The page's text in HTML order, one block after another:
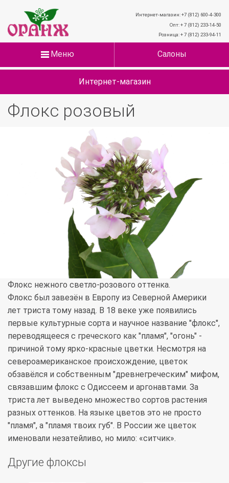
Интернет-магазин: +7 (812) 600-4-300
Опт: + 7 (812) 233-14-50
Розница: + 7 (812) 233-94-11
Меню Салоны
Интернет-магазин
Флокс розовый
Флокс нежного светло-розового оттенка.
Флокс был завезён в Европу из Северной Америки
лет триста тому назад. В 18 веке уже появились
первые культурные сорта и научное название "флокс",
переводящееся с греческого как "пламя", "огонь" -
причиной тому ярко-красные цветки. Несмотря на
североамериканское происхождение, цветок
обзавёлся и собственным "древнегреческим" мифом,
связавшим флокс с Одиссеем и аргонавтами. За
триста лет выведено множество сортов растения
разных оттенков. На языке цветов это не просто
"пламя", а "пламя твоих губ". В России же цветок
именовали незатейливо, но мило: «ситчик».
Другие флоксы